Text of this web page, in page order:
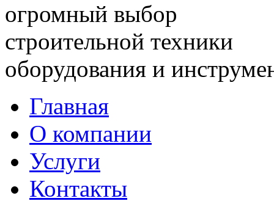
огромный выбор
строительной техники
оборудования и
Главная
О компании
Услуги
Контакты